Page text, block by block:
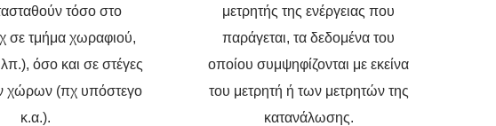
τόσο στο
σε τμήμα χωραφιού,
όσο και σε στέγες
χώρων (πχ υπόστεγο
κ.α.).
μετρητής της ενέργειας που
παράγεται, τα δεδομένα του
οποίου συμψηφίζονται με εκείνα
του μετρητή ή των μετρητών της
κατανάλωσης.